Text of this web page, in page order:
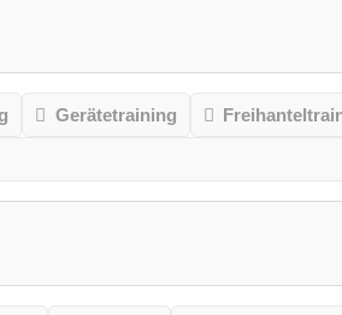
Gerätetraining